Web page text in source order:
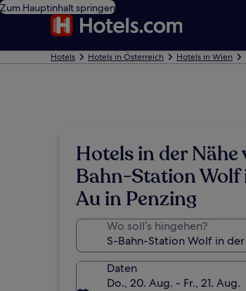
Zum Hauptinhalt springen
Hotels Hotels in Österreich Hotels in Wien
Hotels in der Nähe
Bahn-Station Wolf
Au in Penzing
Wo soll’s hingehen?
Daten
Do., 20. Aug. - Fr., 21. Aug.